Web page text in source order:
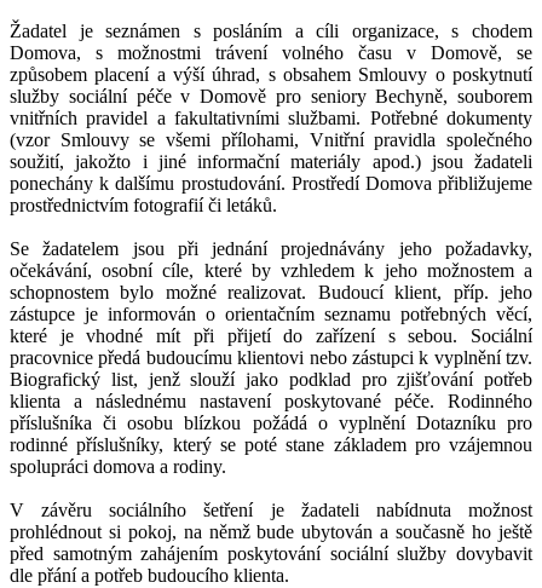
Žadatel je seznámen s posláním a cíli organizace, s chodem
Domova, s možnostmi trávení volného času v Domově, se
způsobem placení a výší úhrad, s obsahem Smlouvy o poskytnutí
služby sociální péče v Domově pro seniory Bechyně, souborem
vnitřních pravidel a fakultativními službami. Potřebné dokumenty
(vzor Smlouvy se všemi přílohami, Vnitřní pravidla společného
soužití, jakožto i jiné informační materiály apod.) jsou žadateli
ponechány k dalšímu prostudování. Prostředí Domova přibližujeme
prostřednictvím fotografií či letáků.
Se žadatelem jsou při jednání projednávány jeho požadavky,
očekávání, osobní cíle, které by vzhledem k jeho možnostem a
schopnostem bylo možné realizovat. Budoucí klient, příp. jeho
zástupce je informován o orientačním seznamu potřebných věcí,
které je vhodné mít při přijetí do zařízení s sebou. Sociální
pracovnice předá budoucímu klientovi nebo zástupci k vyplnění tzv.
Biografický list, jenž slouží jako podklad pro zjišťování potřeb
klienta a následnému nastavení poskytované péče. Rodinného
příslušníka či osobu blízkou požádá o vyplnění Dotazníku pro
rodinné příslušníky, který se poté stane základem pro vzájemnou
spolupráci domova a rodiny.
V závěru sociálního šetření je žadateli nabídnuta možnost
prohlédnout si pokoj, na němž bude ubytován a současně ho ještě
před samotným zahájením poskytování sociální služby dovybavit
dle přání a potřeb budoucího klienta.